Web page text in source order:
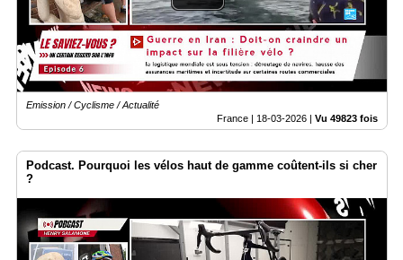
Emission / Cyclisme / Actualité
France | 18-03-2026 | Vu 49823 fois
Podcast. Pourquoi les vélos haut de gamme coûtent-ils si cher
?